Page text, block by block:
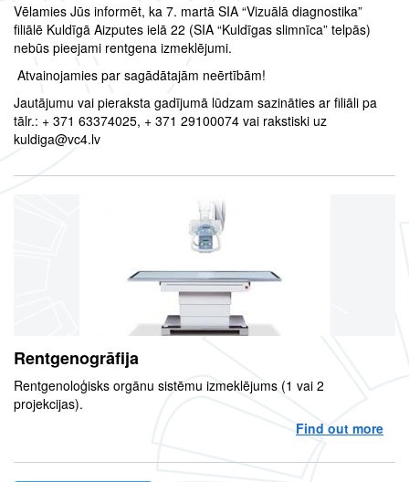
Vēlamies Jūs informēt, ka 7. martā SIA “Vizuālā diagnostika”
filiālē Kuldīgā Aizputes ielā 22 (SIA “Kuldīgas slimnīca” telpās)
nebūs pieejami rentgena izmeklējumi.
Atvainojamies par sagādātajām neērtībām!
Jautājumu vai pieraksta gadījumā lūdzam sazināties ar filiāli pa
tālr.: + 371 63374025, + 371 29100074 vai rakstiski uz
kuldiga@vc4.lv
Rentgenogrāfija
Rentgenoloģisks orgānu sistēmu izmeklējums (1 vai 2
projekcijas).
Find out more